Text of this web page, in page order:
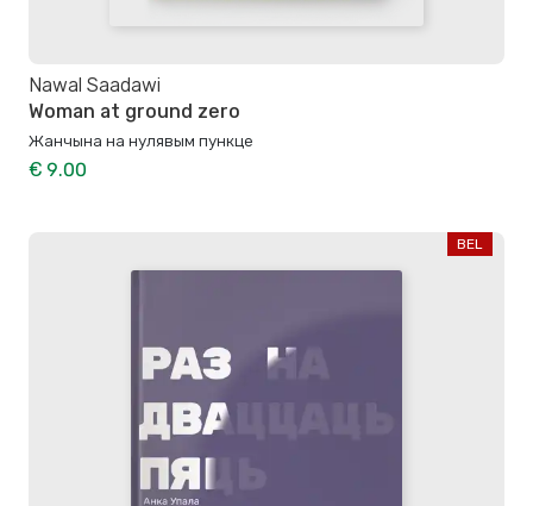
Nawal Saadawi
Woman at ground zero
Жанчына на нулявым пункце
€ 9.00
BEL